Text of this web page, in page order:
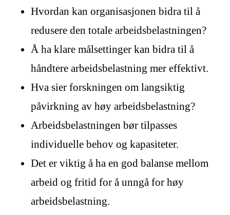
Hvordan kan organisasjonen bidra til å
redusere den totale arbeidsbelastningen?
Å ha klare målsettinger kan bidra til å
håndtere arbeidsbelastning mer effektivt.
Hva sier forskningen om langsiktig
påvirkning av høy arbeidsbelastning?
Arbeidsbelastningen bør tilpasses
individuelle behov og kapasiteter.
Det er viktig å ha en god balanse mellom
arbeid og fritid for å unngå for høy
arbeidsbelastning.